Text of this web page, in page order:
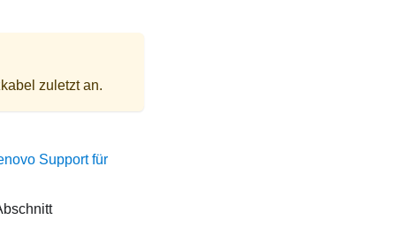
zuletzt an.
Support für